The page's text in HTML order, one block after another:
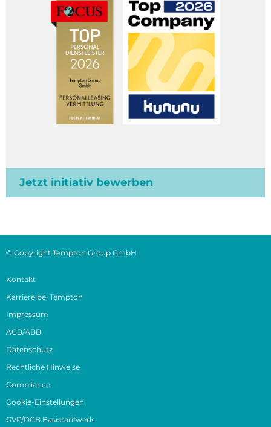
Jetzt initiativ bewerben
© Copyright Tempton Group GmbH
Kontakt
Karriere bei Tempton
Impressum
AGB/ABB
Datenschutz
Rechtliche Hinweise
Compliance
Cookie-Einstellungen
GVP/DGB Basistarifwerk